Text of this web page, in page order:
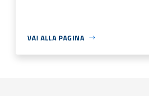
VAI ALLA PAGINA